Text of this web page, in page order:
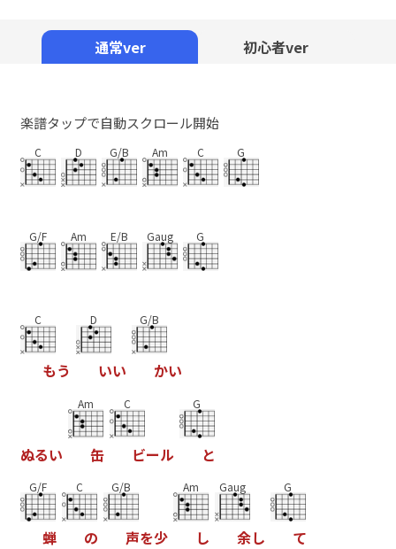
通常ver 初心者ver
楽譜タップで自動スクロール開始
C D G/B Am C G
G/F Am E/B Gaug G
C
もう
D
いい
G/B
かい
ぬるい
Am
缶
C
ビール
G
と
G/F
蝉
C
の
G/B
声を少
Am
し
Gaug
余し
G
て